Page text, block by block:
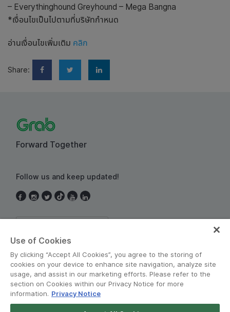
– Everythinghound Greyhound – Mega Bangna
*เงื่อนไขเป็นไปตามที่บริษัทกำหนด
อ่านเงื่อนไขเพิ่มเติม คลิก
Share:
Forward Together
Follow us and keep updated!
Use of Cookies
By clicking “Accept All Cookies”, you agree to the storing of
cookies on your device to enhance site navigation, analyze site
usage, and assist in our marketing efforts. Please refer to the
section on Cookies within our Privacy Notice for more
information. Privacy Notice